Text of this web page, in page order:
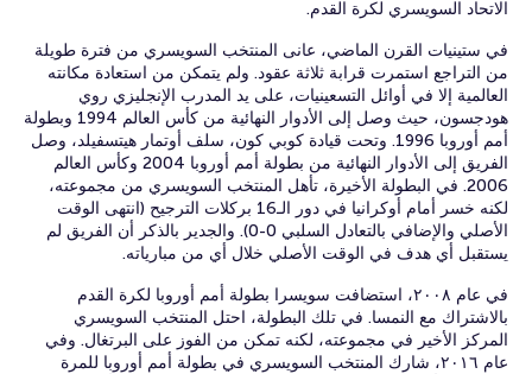
الاتحاد السويسري لكرة القدم.
في ستينيات القرن الماضي، عانى المنتخب السويسري من فترة طويلة
من التراجع استمرت قرابة ثلاثة عقود. ولم يتمكن من استعادة مكانته
العالمية إلا في أوائل التسعينيات، على يد المدرب الإنجليزي روي
هودجسون، حيث وصل إلى الأدوار النهائية من كأس العالم 1994 وبطولة
أمم أوروبا 1996. وتحت قيادة كوبي كون، سلف أوتمار هيتسفيلد، وصل
الفريق إلى الأدوار النهائية من بطولة أمم أوروبا 2004 وكأس العالم
2006. في البطولة الأخيرة، تأهل المنتخب السويسري من مجموعته،
لكنه خسر أمام أوكرانيا في دور الـ16 بركلات الترجيح (انتهى الوقت
الأصلي والإضافي بالتعادل السلبي 0-0). والجدير بالذكر أن الفريق لم
يستقبل أي هدف في الوقت الأصلي خلال أي من مبارياته.
في عام ٢٠٠٨، استضافت سويسرا بطولة أمم أوروبا لكرة القدم
بالاشتراك مع النمسا. في تلك البطولة، احتل المنتخب السويسري
المركز الأخير في مجموعته، لكنه تمكن من الفوز على البرتغال. وفي
عام ٢٠١٦، شارك المنتخب السويسري في بطولة أمم أوروبا للمرة